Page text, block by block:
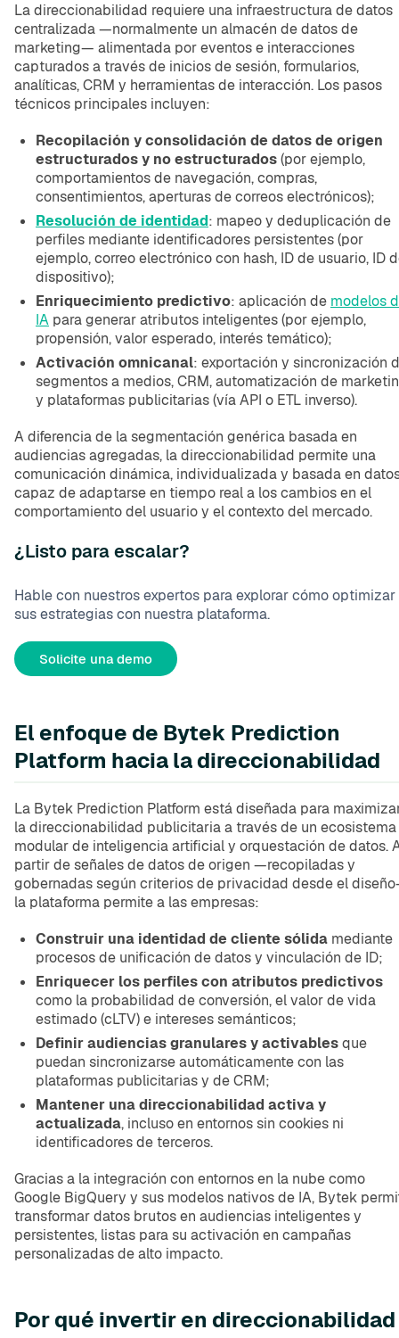
La direccionabilidad requiere una infraestructura de datos
centralizada —normalmente un almacén de datos de
marketing— alimentada por eventos e interacciones
capturados a través de inicios de sesión, formularios,
analíticas, CRM y herramientas de interacción. Los pasos
técnicos principales incluyen:
Recopilación y consolidación de datos de origen
estructurados y no estructurados(por ejemplo,
comportamientos de navegación, compras,
consentimientos, aperturas de correos electrónicos);
Resolución de identidad: mapeo y deduplicación de
perfiles mediante identificadores persistentes (por
ejemplo, correo electrónico con hash, ID de usuario, ID
dispositivo);
Enriquecimiento predictivo: aplicación de modelos
IA para generar atributos inteligentes (por ejemplo,
propensión, valor esperado, interés temático);
Activación omnicanal: exportación y sincronización
segmentos a medios, CRM, automatización de
y plataformas publicitarias (vía API o ETL inverso).
A diferencia de la segmentación genérica basada en
audiencias agregadas, la direccionabilidad permite una
comunicación dinámica, individualizada y basada en
capaz de adaptarse en tiempo real a los cambios en el
comportamiento del usuario y el contexto del mercado.
¿Listo para escalar?
Hable con nuestros expertos para explorar cómo optimizar
sus estrategias con nuestra plataforma.
Solicite una demo
El enfoque de Bytek Prediction
Platform hacia la direccionabilidad
La Bytek Prediction Platform está diseñada para
la direccionabilidad publicitaria a través de un ecosistema
modular de inteligencia artificial y orquestación de datos.
partir de señales de datos de origen —recopiladas y
gobernadas según criterios de privacidad desde el
la plataforma permite a las empresas:
Construir una identidad de cliente sólida mediante
procesos de unificación de datos y vinculación de ID;
Enriquecer los perfiles con atributos predictivos
como la probabilidad de conversión, el valor de vida
estimado (cLTV) e intereses semánticos;
Definir audiencias granulares y activablesque
puedan sincronizarse automáticamente con las
plataformas publicitarias y de CRM;
Mantener una direccionabilidad activa y
actualizada, incluso en entornos sin cookies ni
identificadores de terceros.
Gracias a la integración con entornos en la nube como
Google BigQuery y sus modelos nativos de IA, Bytek
transformar datos brutos en audiencias inteligentes y
persistentes, listas para su activación en campañas
personalizadas de alto impacto.
Por qué invertir en direccionabilidad